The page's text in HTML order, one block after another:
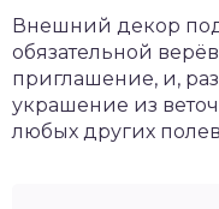
Внешний декор
обязательной
приглашение, и,
украшение из
любых других